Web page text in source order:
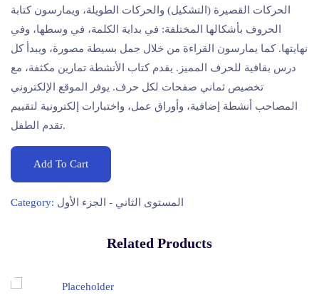
الحركات القصيرة (التشكيل) والحركات الطويلة، ويمارسون كتابة
الحروف بأشكالها المختلفة: في بداية الكلمة، في وسطها، وفي
نهايتها. كما يمارسون القراءة من خلال جمل بسيطة مصورة، ويبدأ كل
درس بقافية للحرف المميز. يقدم كتاب الأنشطة تمارين مكثفة، مع
تخصيص ثماني صفحات لكل حرف. يوفر الموقع الإلكتروني
المصاحب أنشطة إضافية، وأوراق عمل، واختبارات إلكترونية لتقييم
تقدم الطفل.
Add To Cart
Category: المستوى الثاني - الجزء الأول
Related Products